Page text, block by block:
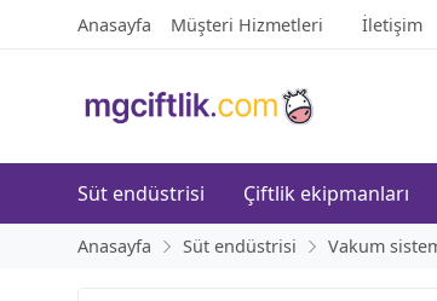
Anasayfa Müşteri Hizmetleri İletişim
Süt endüstrisi Çiftlik ekipmanları
Anasayfa Süt endüstrisi Vakum